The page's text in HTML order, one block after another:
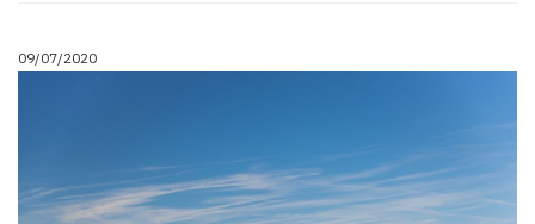
09/07/2020